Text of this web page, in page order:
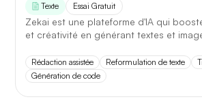
Texte Essai Gratuit
Zekai est une plateforme d'IA qui
et créativité en générant textes et
Rédaction assistée Reformulation de texte
Génération de code